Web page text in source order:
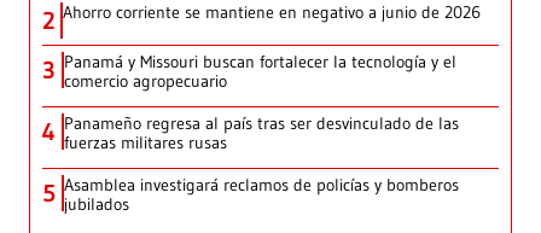
2 Ahorro corriente se mantiene en negativo a junio de 2026
3 Panamá y Missouri buscan fortalecer la tecnología y el
comercio agropecuario
4 Panameño regresa al país tras ser desvinculado de las
fuerzas militares rusas
5 Asamblea investigará reclamos de policías y bomberos
jubilados